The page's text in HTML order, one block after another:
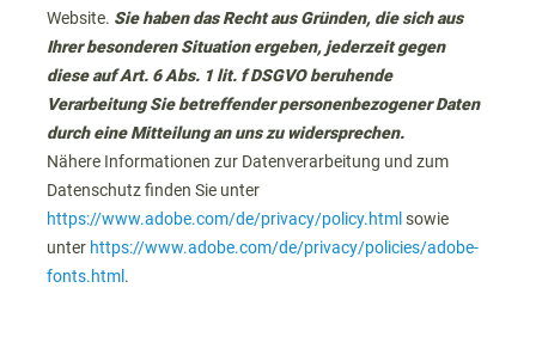
Website. Sie haben das Recht aus Gründen, die sich aus
Ihrer besonderen Situation ergeben, jederzeit gegen
diese auf Art. 6 Abs. 1 lit. f DSGVO beruhende
Verarbeitung Sie betreffender personenbezogener Daten
durch eine Mitteilung an uns zu widersprechen.
Nähere Informationen zur Datenverarbeitung und zum
Datenschutz finden Sie unter
https://www.adobe.com/de/privacy/policy.html sowie
unter https://www.adobe.com/de/privacy/policies/adobe-
fonts.html .